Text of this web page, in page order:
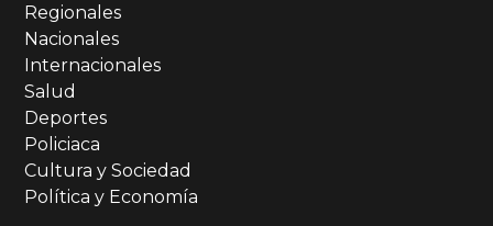
Regionales
Nacionales
Internacionales
Salud
Deportes
Policiaca
Cultura y Sociedad
Política y Economía